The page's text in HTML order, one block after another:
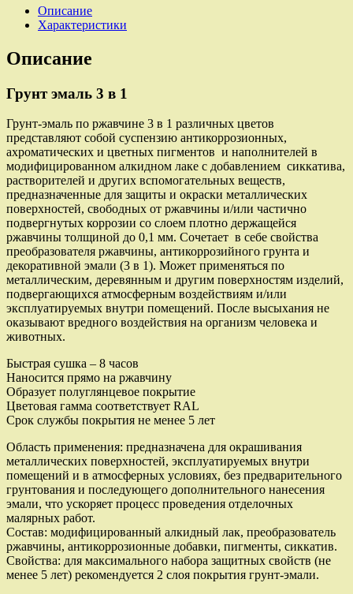
по
ржавчине,
RAL
1018
желтый,
фасовка
20кг
Описание
Характеристики
Описание
Грунт эмаль 3 в 1
Грунт-эмаль по ржавчине 3 в 1 различных цветов
представляют собой суспензию антикоррозионных,
ахроматических и цветных пигментов и наполнителей в
модифицированном алкидном лаке с добавлением сиккатива,
растворителей и других вспомогательных веществ,
предназначенные для защиты и окраски металлических
поверхностей, свободных от ржавчины и/или частич­но
подвергнутых коррозии со слоем плотно держащейся
ржавчины толщиной до 0,1 мм. Сочетает в себе свойства
преобразователя ржавчины, антикоррозийного грунта и
декоративной эмали (3 в 1). Может применяться по
металлическим, деревянным и другим поверхностям изделий,
подвергающихся атмосферным воздействиям и/или
эксплуатируемых внутри помещений. После высыхания не
оказывают вредного воздействия на организм человека и
животных.
Быстрая сушка – 8 часов
Наносится прямо на ржавчину
Образует полуглянцевое покрытие
Цветовая гамма соответствует RAL
Срок службы покрытия не менее 5 лет
Область применения: предназначена для окрашивания
металлических поверхностей, эксплуатируемых внутри
помещений и в атмосферных условиях, без предварительного
грунтования и последующего дополнительного нанесения
эмали, что ускоряет процесс проведения отделочных
малярных работ.
Состав: модифицированный алкидный лак, преобразователь
ржавчины, антикоррозионные добавки, пигменты, сиккатив.
Свойства: для максимального набора защитных свойств (не
менее 5 лет) рекомендуется 2 слоя покрытия грунт-эмали.